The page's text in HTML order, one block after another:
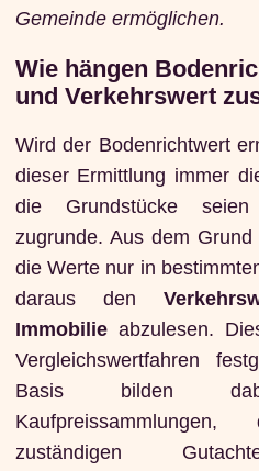
Gemeinde ermöglichen.
Wie hängen
und Verkehrswert
Wird der Bodenrichtwert
dieser Ermittlung immer
die Grundstücke seien
zugrunde. Aus dem Grund
die Werte nur in
daraus den
Immobilieabzulesen.
Vergleichswertfahren
Basis bilden
zuständigen